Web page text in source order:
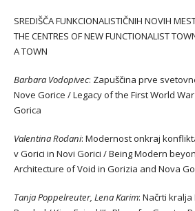
SREDIŠČA FUNKCIONALISTIČNIH NOVIH
THE CENTRES OF NEW FUNCTIONALIST
A TOWN
Barbara Vodopivec: Zapuščina prve
Nove Gorice / Legacy of the First World
Gorica
Valentina Rodani: Modernost onkraj
v Gorici in Novi Gorici / Being Modern
Architecture of Void in Gorizia and Nova
Tanja Poppelreuter, Lena Karim: Načrti kralja